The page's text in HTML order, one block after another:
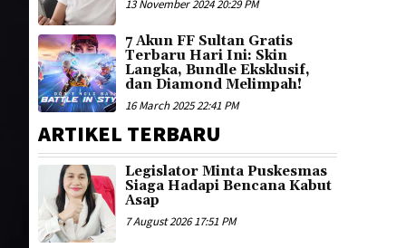
13 November 2024 20:29 PM
7 Akun FF Sultan Gratis
Terbaru Hari Ini: Skin
Langka, Bundle Eksklusif,
dan Diamond Melimpah!
16 March 2025 22:41 PM
ARTIKEL TERBARU
Legislator Minta Puskesmas
Siaga Hadapi Bencana Kabut
Asap
7 August 2026 17:51 PM